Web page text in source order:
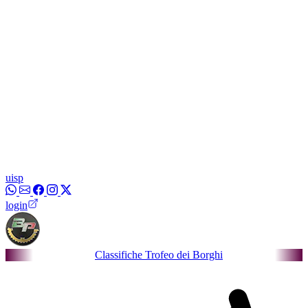
uisp
login
Classifiche Trofeo dei Borghi